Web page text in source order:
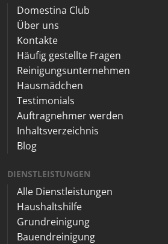
Domestina Club
Über uns
Kontakte
Häufig gestellte Fragen
Reinigungsunternehmen
Hausmädchen
Testimonials
Auftragnehmer werden
Inhaltsverzeichnis
Blog
DIENSTLEISTUNGEN
Alle Dienstleistungen
Haushaltshilfe
Grundreinigung
Bauendreinigung